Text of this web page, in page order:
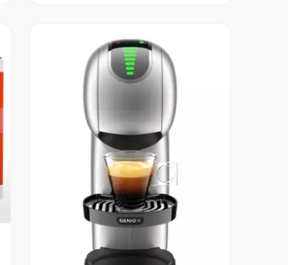
Vista Previa